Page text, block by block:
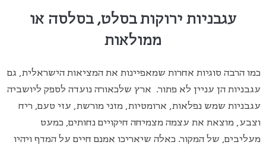
עגבניות ירוקות בסלט, בסלסה או
ממולאות
כמו הרבה סוגיות אחרות שמאפיינות את המציאות הישראלית, גם
עגבניות הן עניין לא פתור. ארץ שלכאורה נועדה לספק ליושביה
עגבניות שמש נפלאות, ארומטיות, מזני מורשת, עזי טעם, ריח
וצבע, מוצאת את עצמה מצמיחה חיקויים נחותים, כמעט
מעליבים, של המקור. כאלה שיאריכו אמנם חיים על המדף ויהיו